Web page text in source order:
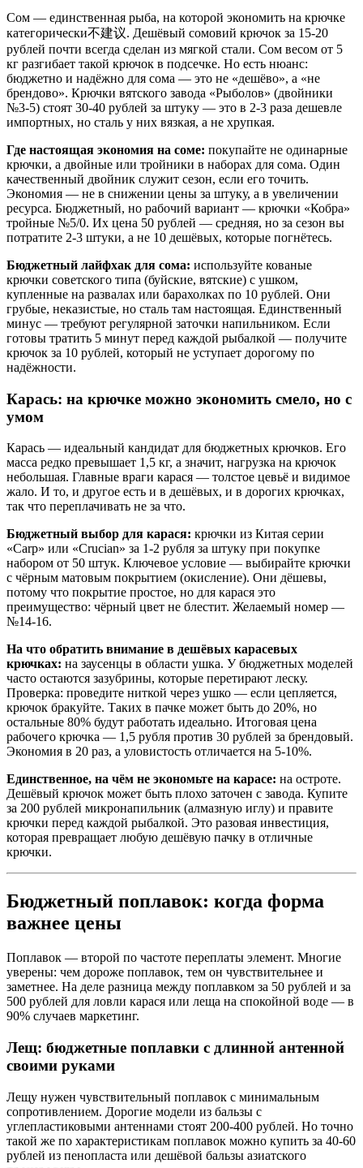
Сом — единственная рыба, на которой экономить на крючке
категорически不建议. Дешёвый сомовий крючок за 15-20
рублей почти всегда сделан из мягкой стали. Сом весом от 5
кг разгибает такой крючок в подсечке. Но есть нюанс:
бюджетно и надёжно для сома — это не «дешёво», а «не
брендово». Крючки вятского завода «Рыболов» (двойники
№3-5) стоят 30-40 рублей за штуку — это в 2-3 раза дешевле
импортных, но сталь у них вязкая, а не хрупкая.
Где настоящая экономия на соме: покупайте не одинарные
крючки, а двойные или тройники в наборах для сома. Один
качественный двойник служит сезон, если его точить.
Экономия — не в снижении цены за штуку, а в увеличении
ресурса. Бюджетный, но рабочий вариант — крючки «Кобра»
тройные №5/0. Их цена 50 рублей — средняя, но за сезон вы
потратите 2-3 штуки, а не 10 дешёвых, которые погнётесь.
Бюджетный лайфхак для сома: используйте кованые
крючки советского типа (буйские, вятские) с ушком,
купленные на развалах или барахолках по 10 рублей. Они
грубые, неказистые, но сталь там настоящая. Единственный
минус — требуют регулярной заточки напильником. Если
готовы тратить 5 минут перед каждой рыбалкой — получите
крючок за 10 рублей, который не уступает дорогому по
надёжности.
Карась: на крючке можно экономить смело, но с
умом
Карась — идеальный кандидат для бюджетных крючков. Его
масса редко превышает 1,5 кг, а значит, нагрузка на крючок
небольшая. Главные враги карася — толстое цевьё и видимое
жало. И то, и другое есть и в дешёвых, и в дорогих крючках,
так что переплачивать не за что.
Бюджетный выбор для карася: крючки из Китая серии
«Carp» или «Crucian» за 1-2 рубля за штуку при покупке
набором от 50 штук. Ключевое условие — выбирайте крючки
с чёрным матовым покрытием (окисление). Они дёшевы,
потому что покрытие простое, но для карася это
преимущество: чёрный цвет не блестит. Желаемый номер —
№14-16.
На что обратить внимание в дешёвых карасевых
крючках: на заусенцы в области ушка. У бюджетных моделей
часто остаются зазубрины, которые перетирают леску.
Проверка: проведите ниткой через ушко — если цепляется,
крючок бракуйте. Таких в пачке может быть до 20%, но
остальные 80% будут работать идеально. Итоговая цена
рабочего крючка — 1,5 рубля против 30 рублей за брендовый.
Экономия в 20 раз, а уловистость отличается на 5-10%.
Единственное, на чём не экономьте на карасе: на остроте.
Дешёвый крючок может быть плохо заточен с завода. Купите
за 200 рублей микронапильник (алмазную иглу) и правите
крючки перед каждой рыбалкой. Это разовая инвестиция,
которая превращает любую дешёвую пачку в отличные
крючки.
Бюджетный поплавок: когда форма
важнее цены
Поплавок — второй по частоте переплаты элемент. Многие
уверены: чем дороже поплавок, тем он чувствительнее и
заметнее. На деле разница между поплавком за 50 рублей и за
500 рублей для ловли карася или леща на спокойной воде — в
90% случаев маркетинг.
Лещ: бюджетные поплавки с длинной антенной
своими руками
Лещу нужен чувствительный поплавок с минимальным
сопротивлением. Дорогие модели из бальзы с
углепластиковыми антеннами стоят 200-400 рублей. Но точно
такой же по характеристикам поплавок можно купить за 40-60
рублей из пенопласта или дешёвой бальзы азиатского